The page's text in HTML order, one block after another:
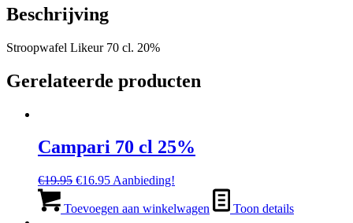
Beschrijving
Stroopwafel Likeur 70 cl. 20%
Gerelateerde producten
Campari 70 cl 25%
€19.95 Oorspronkelijke
was:
€16.95Huidige
is:
Aanbieding!
Toevoegen aan winkelwagen Toon details